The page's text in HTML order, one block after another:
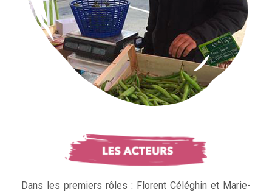
Dans les premiers rôles : Florent Céléghin et Marie-